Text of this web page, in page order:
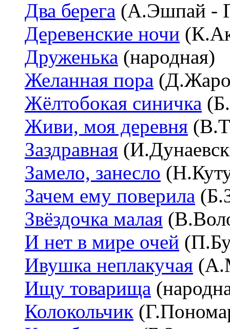
Два берега (А.Эшпай -
Деревенские ночи
Друженька (народная)
Желанная пора
Жёлтобокая синичка
Живи, моя деревня
Заздравная
Замело, занесло
Зачем ему поверила
Звёздочка малая
И нет в мире очей
Ивушка неплакучая
Ищу товарища
Колокольчик